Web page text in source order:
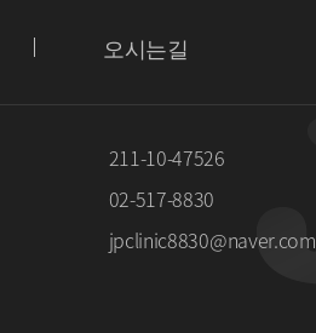
오시는길
211-10-47526
02-517-8830
jpclinic8830@naver.com